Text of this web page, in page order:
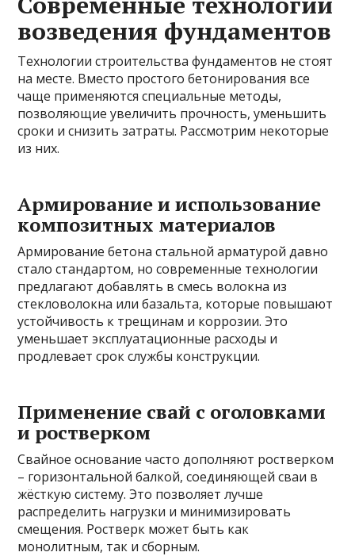
возведения фундаментов
Технологии строительства фундаментов не стоят
на месте. Вместо простого бетонирования все
чаще применяются специальные методы,
позволяющие увеличить прочность, уменьшить
сроки и снизить затраты. Рассмотрим некоторые
из них.
Армирование и использование
композитных материалов
Армирование бетона стальной арматурой давно
стало стандартом, но современные технологии
предлагают добавлять в смесь волокна из
стекловолокна или базальта, которые повышают
устойчивость к трещинам и коррозии. Это
уменьшает эксплуатационные расходы и
продлевает срок службы конструкции.
Применение свай с оголовками
и ростверком
Свайное основание часто дополняют ростверком
– горизонтальной балкой, соединяющей сваи в
жёсткую систему. Это позволяет лучше
распределить нагрузки и минимизировать
смещения. Ростверк может быть как
монолитным, так и сборным.